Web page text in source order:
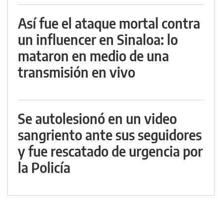
Así fue el ataque mortal contra
un influencer en Sinaloa: lo
mataron en medio de una
transmisión en vivo
Se autolesionó en un video
sangriento ante sus seguidores
y fue rescatado de urgencia por
la Policía